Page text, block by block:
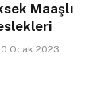
Maaşlı
Ocak 2023